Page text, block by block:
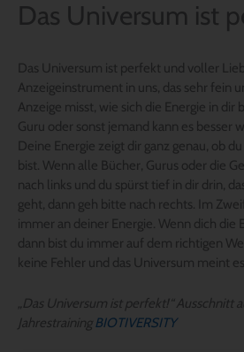
Das Universum ist
Das Universum ist perfekt und voller
Anzeigeinstrument in uns, das sehr fein
Anzeige misst, wie sich die Energie in dir
Guru oder sonst jemand kann es besser
Deine Energie zeigt dir ganz genau, ob
bist. Wenn alle Bücher, Gurus oder die
nach links und du spürst tief in dir drin,
geht, dann geh bitte nach rechts. Im
immer an deiner Energie. Wenn dich die
dann bist du immer auf dem richtigen
keine Fehler und das Universum meint
„Das Universum ist perfekt!“ Ausschnitt
Jahrestraining BIOTIVERSITY